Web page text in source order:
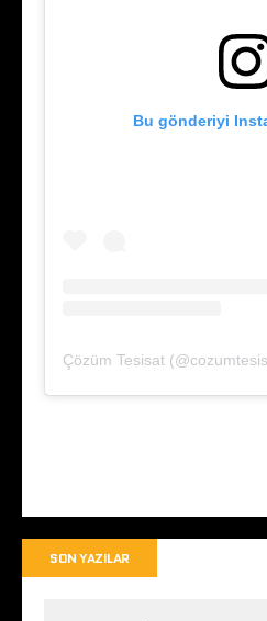
Bu gönderiyi
SON YAZILAR